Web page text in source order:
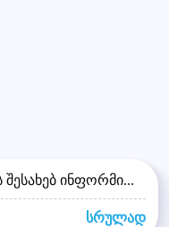
შესახებ ინფორმი...
სრულად